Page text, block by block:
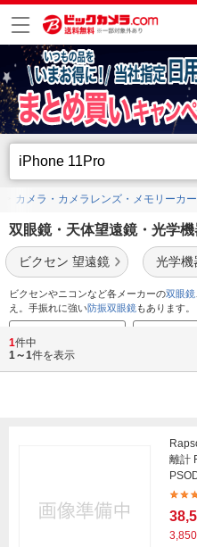
カメラ・カメラレンズ・メモリーカ
双眼鏡・天体望遠鏡・光学
ビクセン 望遠鏡 光学機
ビクセンやニコンなど各メーカーの双眼鏡
え。手振れに強い防振双眼鏡もあります。
会場別 双眼鏡の選び方
1件中
1～1件を表示
離計